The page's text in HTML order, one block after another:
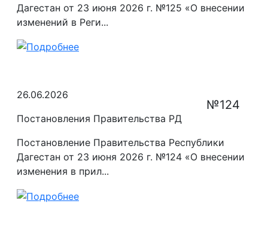
Дагестан от 23 июня 2026 г. №125 «О внесении
изменений в Реги...
26.06.2026
Постановления Правительства РД
№124
Постановление Правительства Республики
Дагестан от 23 июня 2026 г. №124 «О внесении
изменения в прил...